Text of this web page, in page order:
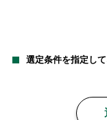
選定条件を指定し